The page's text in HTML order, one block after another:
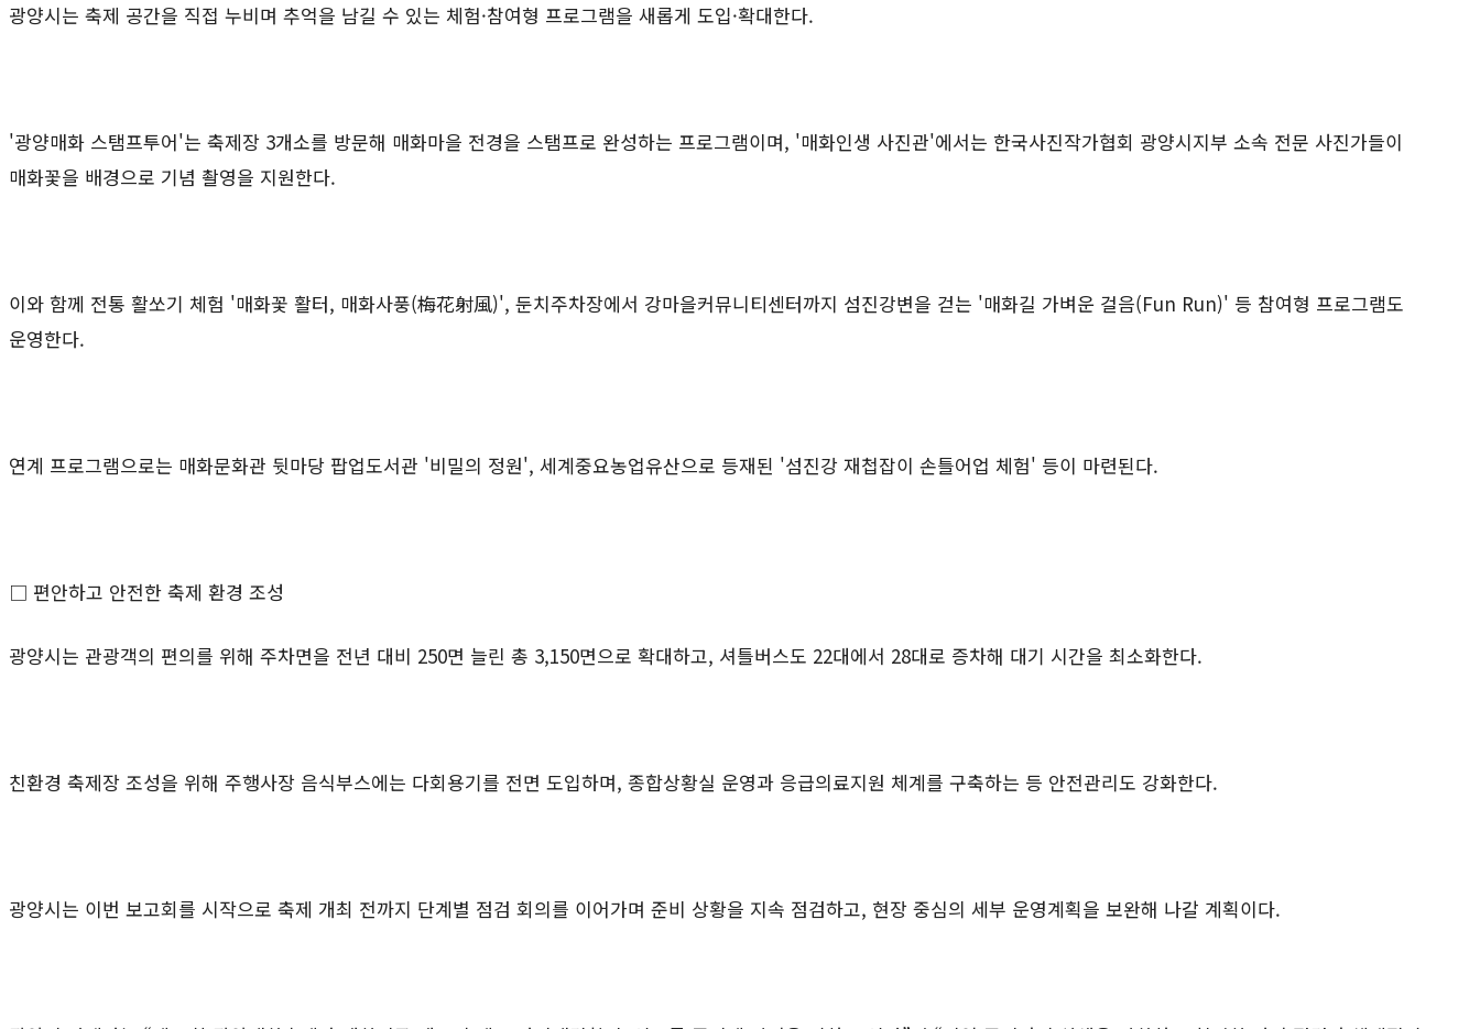
광양시는 축제 공간을 직접 누비며 추억을 남길 수 있는 체험·참여형 프로그램을 새롭게 도입·확대한다.
'광양매화 스탬프투어'는 축제장 3개소를 방문해 매화마을 전경을 스탬프로 완성하는 프로그램이며, '매화인생 사진관'에서는 한국사진작가협회 광양시지부 소속 전문 사진가들이
매화꽃을 배경으로 기념 촬영을 지원한다.
이와 함께 전통 활쏘기 체험 '매화꽃 활터, 매화사풍(梅花射風)', 둔치주차장에서 강마을커뮤니티센터까지 섬진강변을 걷는 '매화길 가벼운 걸음(Fun Run)' 등 참여형 프로그램도
운영한다.
연계 프로그램으로는 매화문화관 뒷마당 팝업도서관 '비밀의 정원', 세계중요농업유산으로 등재된 '섬진강 재첩잡이 손틀어업 체험' 등이 마련된다.
□ 편안하고 안전한 축제 환경 조성
광양시는 관광객의 편의를 위해 주차면을 전년 대비 250면 늘린 총 3,150면으로 확대하고, 셔틀버스도 22대에서 28대로 증차해 대기 시간을 최소화한다.
친환경 축제장 조성을 위해 주행사장 음식부스에는 다회용기를 전면 도입하며, 종합상황실 운영과 응급의료지원 체계를 구축하는 등 안전관리도 강화한다.
광양시는 이번 보고회를 시작으로 축제 개최 전까지 단계별 점검 회의를 이어가며 준비 상황을 지속 점검하고, 현장 중심의 세부 운영계획을 보완해 나갈 계획이다.